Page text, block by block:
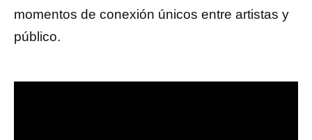
momentos de conexión únicos entre artistas y
público.